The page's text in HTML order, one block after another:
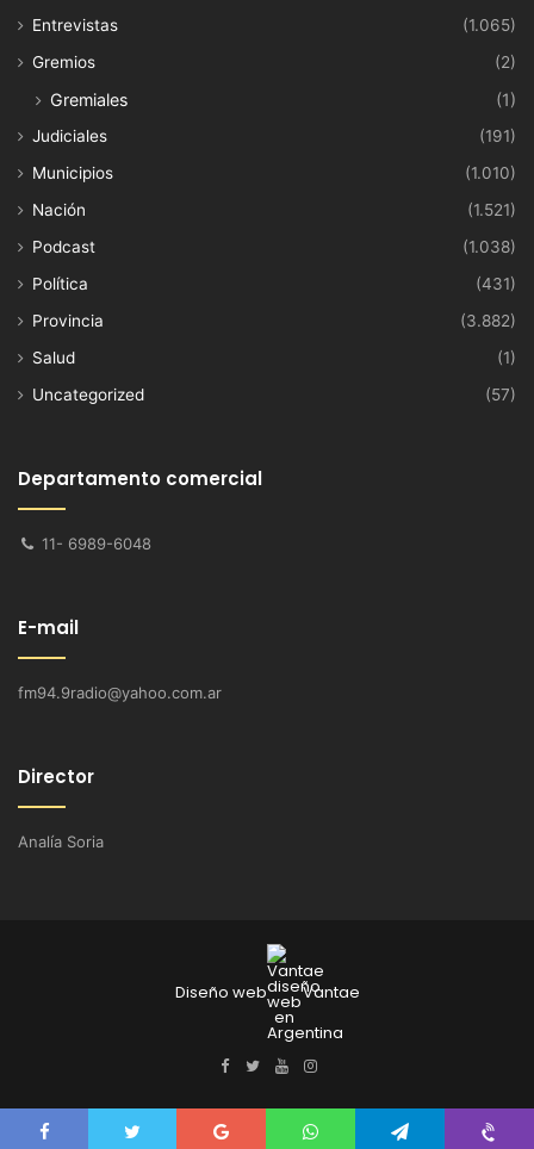
Entrevistas
(1.065)
Gremios
(2)
Gremiales (1)
Judiciales
(191)
Municipios
(1.010)
Nación
(1.521)
Podcast
(1.038)
Política
(431)
Provincia
(3.882)
Salud
(1)
Uncategorized
(57)
Departamento comercial
11- 6989-6048
E-mail
fm94.9radio@yahoo.com.ar
Director
Analía Soria
Diseño web Vantae